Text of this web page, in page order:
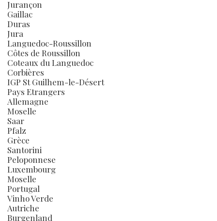
Jurançon
Gaillac
Duras
Jura
Languedoc-Roussillon
Côtes de Roussillon
Coteaux du Languedoc
Corbières
IGP St Guilhem-le-Désert
Pays Etrangers
Allemagne
Moselle
Saar
Pfalz
Grèce
Santorini
Peloponnese
Luxembourg
Moselle
Portugal
Vinho Verde
Autriche
Burgenland